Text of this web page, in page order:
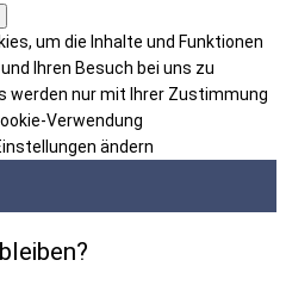
um die Inhalte und Funktionen
Ihren Besuch bei uns zu
werden nur mit Ihrer Zustimmung
Verwendung
ändern